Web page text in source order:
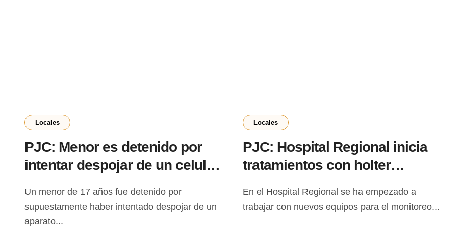
Locales
PJC: Menor es detenido por
intentar despojar de un celular
Un menor de 17 años fue detenido por
supuestamente haber intentado despojar de un
aparato...
Locales
PJC: Hospital Regional inicia
tratamientos con holter
En el Hospital Regional se ha empezado a
trabajar con nuevos equipos para el monitoreo...